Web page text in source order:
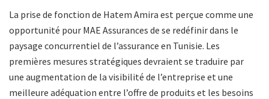
La prise de fonction de Hatem Amira est perçue comme une
opportunité pour MAE Assurances de se redéfinir dans le
paysage concurrentiel de l’assurance en Tunisie. Les
premières mesures stratégiques devraient se traduire par
une augmentation de la visibilité de l’entreprise et une
meilleure adéquation entre l’offre de produits et les besoins